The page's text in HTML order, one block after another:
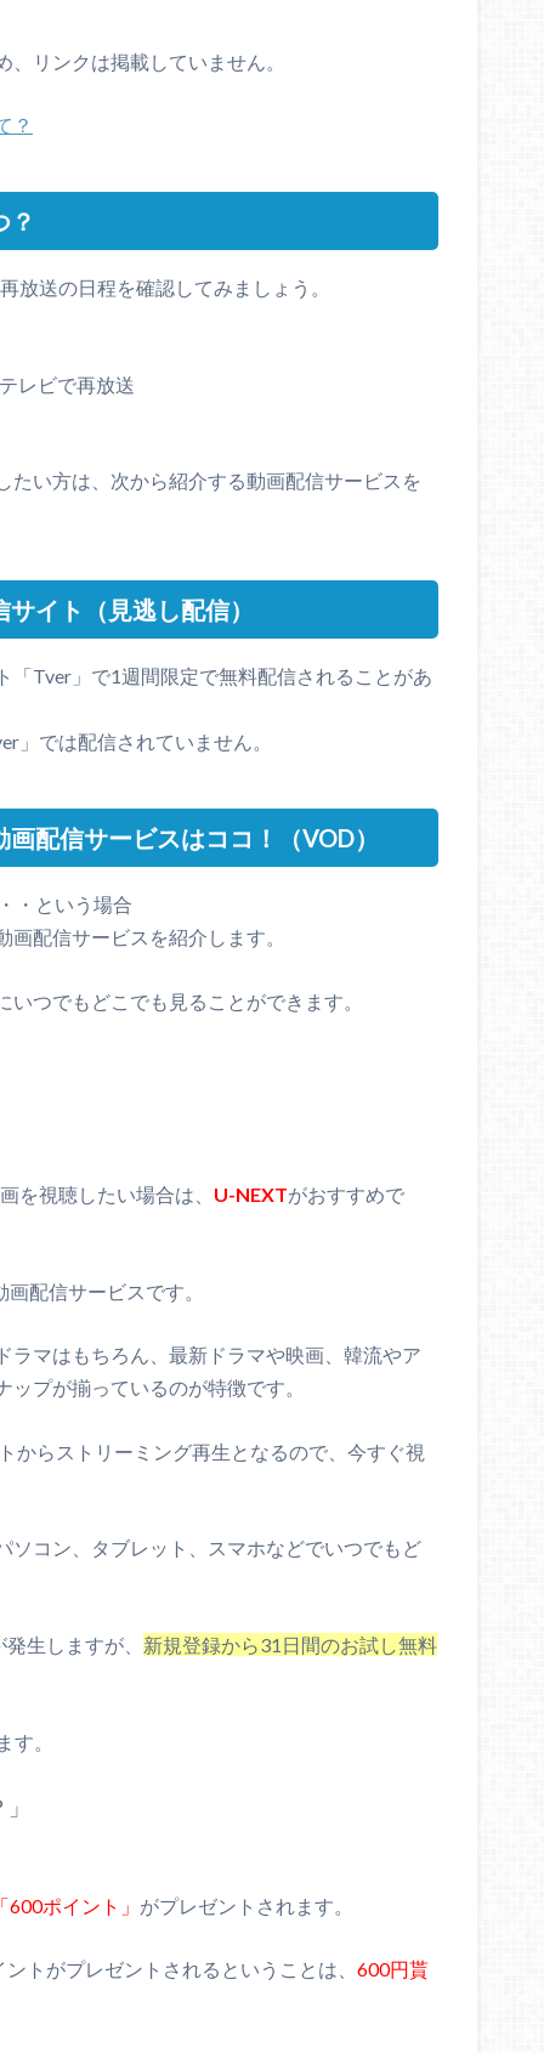
リンクは掲載していません。
？
？
放送の日程を確認してみましょう。
レビで再放送
い方は、次から紹介する動画配信サービスを
イト（見逃し配信）
「Tver」で1週間限定で無料配信されることがあ
」では配信されていません。
配信サービスはココ！（VOD）
・という場合
配信サービスを紹介します。
つでもどこでも見ることができます。
を視聴したい場合は、 U-NEXTがおすすめで
配信サービスです。
ラマはもちろん、最新ドラマや映画、韓流やア
プが揃っているのが特徴です。
からストリーミング再生となるので、今すぐ視
ソコン、タブレット、スマホなどでいつでもど
生しますが、 新規登録から31日間のお試し無料
す。
600ポイント」 がプレゼントされます。
トがプレゼントされるということは、 600円貰